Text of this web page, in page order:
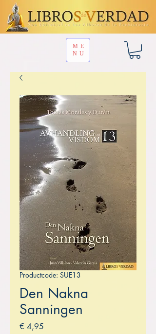
ME
NU
Productcode: SUE13
Den Nakna
Sanningen
€ 4,95